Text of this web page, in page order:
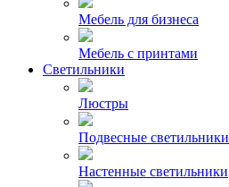
Мебель для бизнеса
Мебель с принтами
Светильники
Люстры
Подвесные светильники
Настенные светильники